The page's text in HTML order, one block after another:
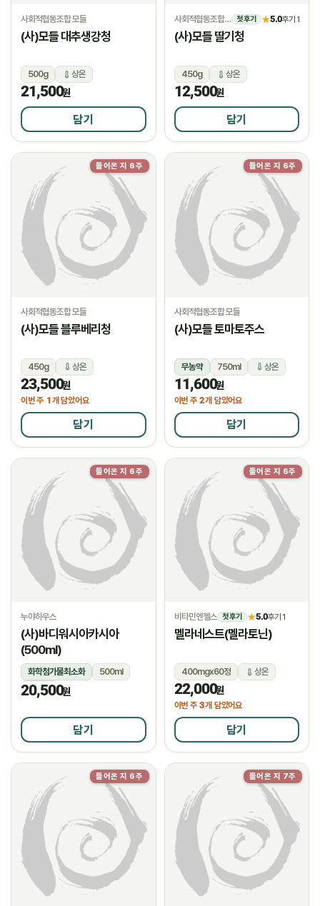
사회적협동조합 모들
(사)모들 대추생강청
500g 상온
21,500원
담기
사회적협동조합 모들 첫 후기 ★5.0후기 1
(사)모들 딸기청
450g 상온
12,500원
담기
들어온 지 6주
사회적협동조합 모들
(사)모들 블루베리청
450g 상온
23,500원
이번 주 1개 담았어요
담기
들어온 지 6주
사회적협동조합 모들
(사)모들 토마토주스
무농약 750ml 상온
11,600원
이번 주 2개 담았어요
담기
들어온 지 6주
누야하우스
(사)바디워시아카시아
(500ml)
화학첨가물최소화
500ml
상온
20,500원
담기
들어온 지 6주
비타민엔젤스 첫 후기 ★5.0후기 1
멜라네스트(멜라토닌)
400mgx60정 상온
22,000원
이번 주 3개 담았어요
담기
들어온 지 6주 들어온 지 7주